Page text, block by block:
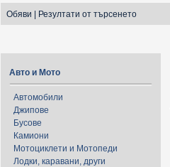
Обяви Резултати от търсенето
Авто и Мото
Автомобили
Джипове
Бусове
Камиони
Мотоциклети и Мотопеди
Лодки, каравани, други